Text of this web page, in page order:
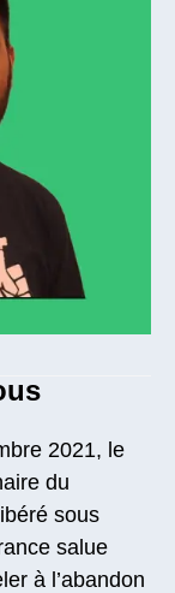
2021, le
du
sous
salue
à l’abandon